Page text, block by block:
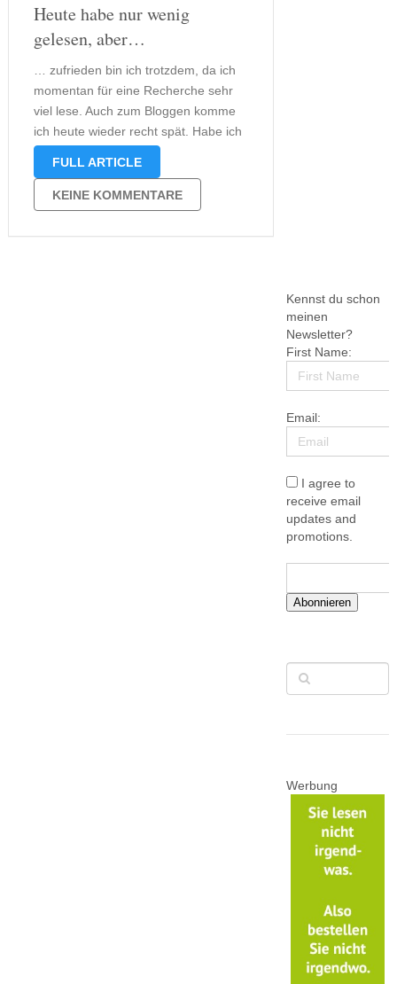
Heute habe nur wenig
gelesen, aber…
… zufrieden bin ich trotzdem, da ich
momentan für eine Recherche sehr
viel lese. Auch zum Bloggen komme
ich heute wieder recht spät. Habe ich
euch eigentlich schon meine
geschrieben? Ich glaube nicht. Das
werde ich morgen nachholen.
Insgesamt hat mir das …
FULL ARTICLE
KEINE KOMMENTARE
Kennst du schon
meinen
Newsletter?
First Name:
Email:
I agree to
receive email
updates and
promotions.
Abonnieren
Werbung